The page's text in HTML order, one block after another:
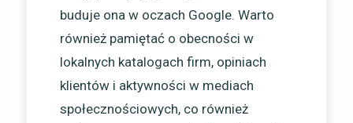
buduje ona w oczach Google. Warto
również pamiętać o obecności w
lokalnych katalogach firm, opiniach
klientów i aktywności w mediach
społecznościowych, co również